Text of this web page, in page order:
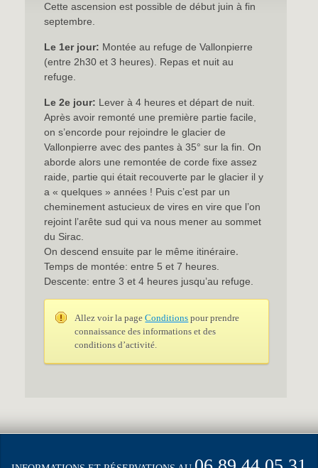
Cette ascension est possible de début juin à fin
septembre.
Le 1er jour: Montée au refuge de Vallonpierre
(entre 2h30 et 3 heures). Repas et nuit au
refuge.
Le 2e jour: Lever à 4 heures et départ de nuit.
Après avoir remonté une première partie facile,
on s’encorde pour rejoindre le glacier de
Vallonpierre avec des pantes à 35° sur la fin. On
aborde alors une remontée de corde fixe assez
raide, partie qui était recouverte par le glacier il y
a « quelques » années ! Puis c’est par un
cheminement astucieux de vires en vire que l’on
rejoint l’arête sud qui va nous mener au sommet
du Sirac.
On descend ensuite par le même itinéraire.
Temps de montée: entre 5 et 7 heures.
Descente: entre 3 et 4 heures jusqu’au refuge.
Allez voir la pageConditions pour prendre
connaissance des informations et des
conditions d’activité.